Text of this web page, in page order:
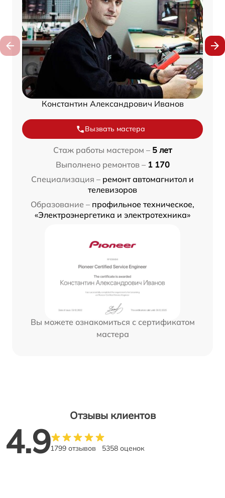
Константин Александрович Иванов
Вызвать мастера
Стаж работы мастером – 5 лет
Выполнено ремонтов – 1 170
Специализация – ремонт автомагнитол и
телевизоров
Образование – профильное техническое,
«Электроэнергетика и электротехника»
Вы можете ознакомиться с сертификатом
мастера
Отзывы клиентов
4.91799 отзывов 5358 оценок